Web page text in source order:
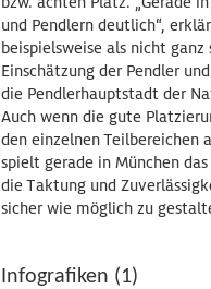
und Pendlern deutlich“,
beispielsweise als nicht
Einschätzung der Pendler
die Pendlerhauptstadt der
Auch wenn die gute
den einzelnen Teilbereichen
spielt gerade in München
die Taktung und
sicher wie möglich zu
Infografiken (1)